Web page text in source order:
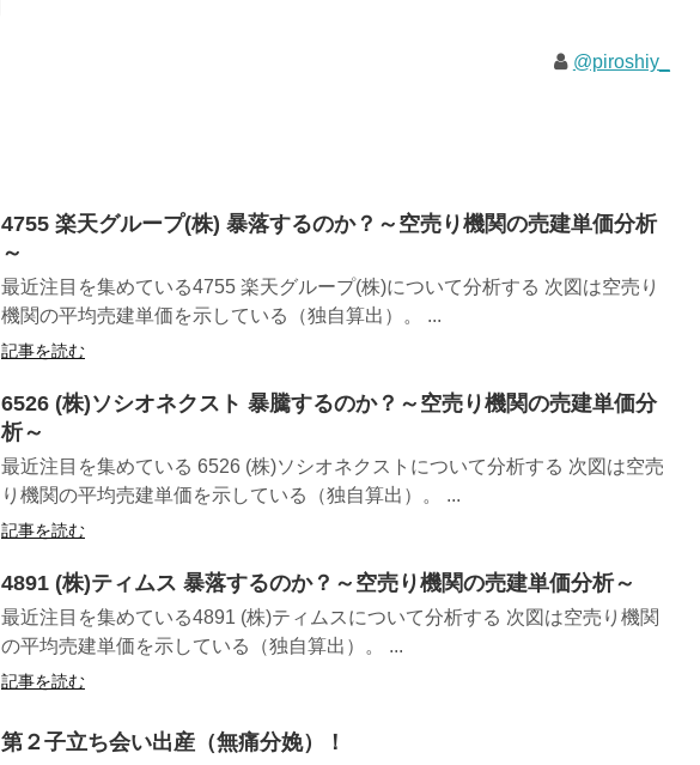
@piroshiy_
4755 楽天グループ(株) 暴落するのか？～空売り機関の売建単価分析
～
最近注目を集めている4755 楽天グループ(株)について分析する 次図は空売り
機関の平均売建単価を示している（独自算出）。 ...
記事を読む
6526 (株)ソシオネクスト 暴騰するのか？～空売り機関の売建単価分
析～
最近注目を集めている 6526 (株)ソシオネクストについて分析する 次図は空売
り機関の平均売建単価を示している（独自算出）。 ...
記事を読む
4891 (株)ティムス 暴落するのか？～空売り機関の売建単価分析～
最近注目を集めている4891 (株)ティムスについて分析する 次図は空売り機関
の平均売建単価を示している（独自算出）。 ...
記事を読む
第２子立ち会い出産（無痛分娩）！